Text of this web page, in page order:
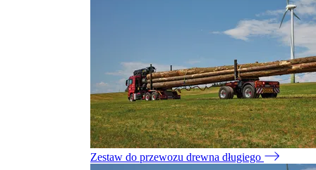
Zestaw do przewozu drewna długiego